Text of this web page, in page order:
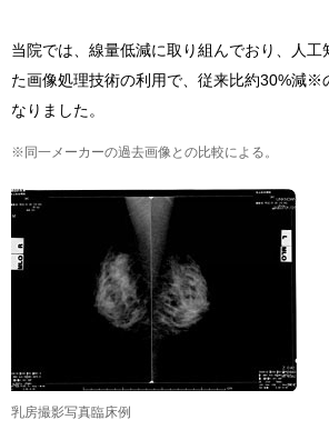
当院では、線量低減に取り組んでおり、人工
た画像処理技術の利用で、従来比約30%減※
なりました。
同一メーカーの過去画像との比較による。
乳房撮影写真臨床例